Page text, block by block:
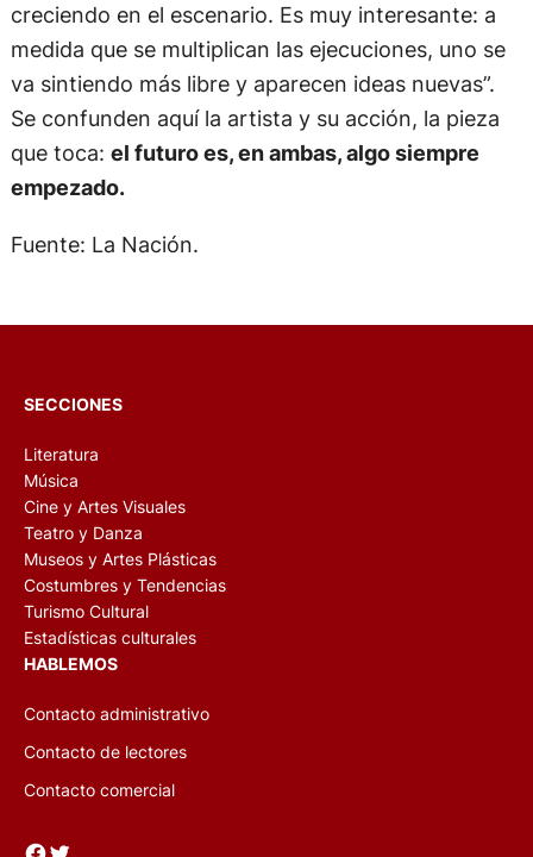
creciendo en el escenario. Es muy interesante: a
medida que se multiplican las ejecuciones, uno se
va sintiendo más libre y aparecen ideas nuevas”.
Se confunden aquí la artista y su acción, la pieza
que toca: el futuro es, en ambas, algo siempre
empezado.
Fuente: La Nación.
SECCIONES
Literatura
Música
Cine y Artes Visuales
Teatro y Danza
Museos y Artes Plásticas
Costumbres y Tendencias
Turismo Cultural
Estadísticas culturales
HABLEMOS
Contacto administrativo
Contacto de lectores
Contacto comercial
Facebook Twitter